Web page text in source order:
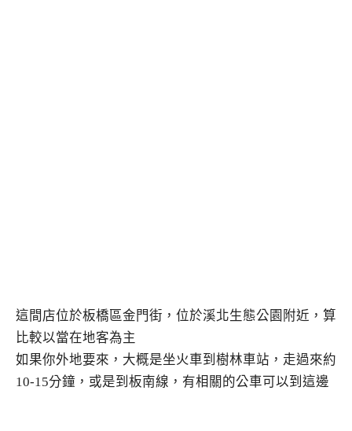
這間店位於板橋區金門街，位於溪北生態公園附近，算
比較以當在地客為主
如果你外地要來，大概是坐火車到樹林車站，走過來約
10-15分鐘，或是到板南線，有相關的公車可以到這邊